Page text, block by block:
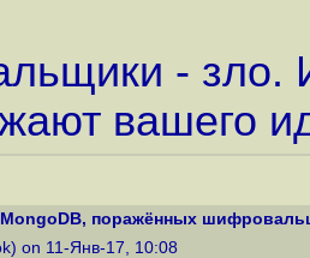
- зло.
вашего
поражённых
on 11-Янв-17, 10:08